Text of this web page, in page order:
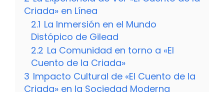
Criada» en Línea
2.1 La Inmersión en el Mundo
Distópico de Gilead
2.2 La Comunidad en torno a «El
Cuento de la Criada»
3 Impacto Cultural de «El Cuento de la
Criada» en la Sociedad Moderna